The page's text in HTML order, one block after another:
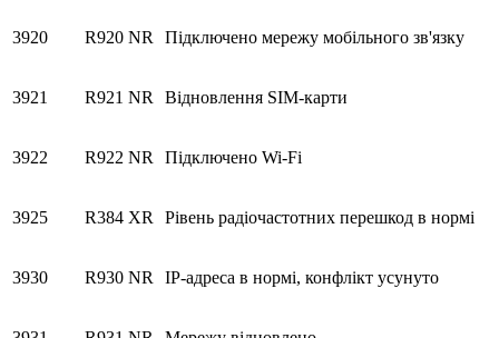
3920 R920 NR Підключено мережу мобільного зв'язку
3921 R921 NR Відновлення SIM-карти
3922 R922 NR Підключено Wi-Fi
3925 R384 XR Рівень радіочастотних перешкод в нормі
3930 R930 NR IP-адреса в нормі, конфлікт усунуто